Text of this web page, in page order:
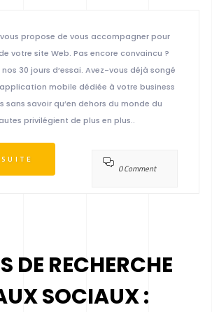
propose de vous accompagner pour
votre site Web. Pas encore convaincu ?
30 jours d’essai. Avez-vous déjà songé
mobile dédiée à votre business
sans savoir qu’en dehors du monde du
privilégient de plus en plus..
0 Comment
DE RECHERCHE
SOCIAUX :